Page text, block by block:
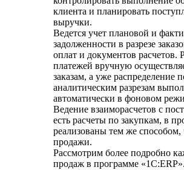
клиента и планировать
выручки.
Ведется учет плановой и
задолженности в разрезе
оплат и документов расчетов.
платежей вручную
заказам, а уже распределение
аналитическим разрезам
автоматически в фоновом
Ведение взаиморасчетов с
есть расчеты по закупкам, в
реализованы тем же способом,
продажи.
Рассмотрим более подробно
продаж в программе «1С:ERP».